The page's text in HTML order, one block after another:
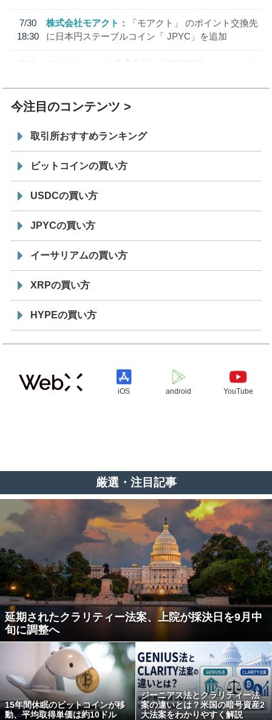
7/30
18:30
株式会社モアクト
「モアクト」 のポイント交換先
に日本円ステーブルコイン「 JPYC」を追加
7/29
SBI VCトレード株式会社
信託型円建てステーブル
今注目のコンテンツ
取引所おすすめランキング
ビットコインの買い方
USDCの買い方
JPYCの買い方
イーサリアムの買い方
XRPの買い方
HYPEの買い方
iOS android YouTube
厳選・注目記事
延期されたクラリティー法案、上院が採決日を9月中
旬に調整へ
15年間休眠のビットコインが移
動、平均取得単価は約10ドル
ジーニアス法とクラリティー法
案の違いとは？米国の暗号資産2
大法案をわかりやすく解説